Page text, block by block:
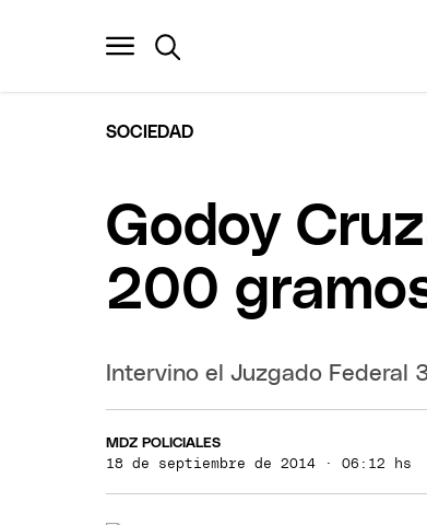
SOCIEDAD
Godoy
200
Intervino el Juzgado Federal
MDZ POLICIALES
18 de septiembre de 2014 · 06:12 hs